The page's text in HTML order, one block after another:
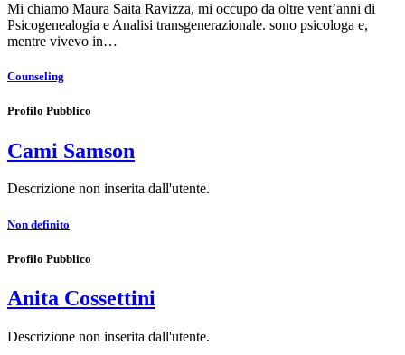
Mi chiamo Maura Saita Ravizza, mi occupo da oltre vent’anni di
Psicogenealogia e Analisi transgenerazionale. sono psicologa e,
mentre vivevo in…
Counseling
Profilo Pubblico
Cami Samson
Descrizione non inserita dall'utente.
Non definito
Profilo Pubblico
Anita Cossettini
Descrizione non inserita dall'utente.